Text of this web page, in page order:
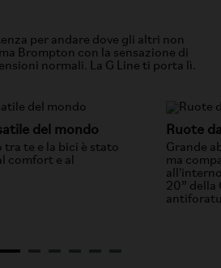
per andare dove gli altri non
Brompton con la sensazione di
normali. La G Line ti porta lì.
del mondo
te e la bici è stato
comfort e al
Ruote
Grande
ma
20” della